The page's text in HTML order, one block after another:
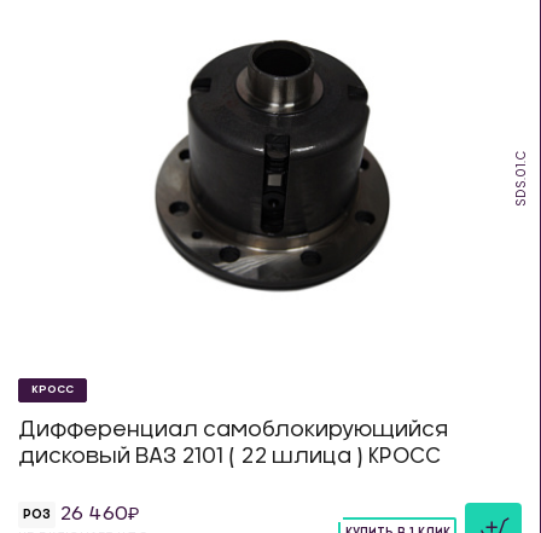
SDS.01.C
КРОСС
Дифференциал самоблокирующийся
дисковый ВАЗ 2101 ( 22 шлица ) КРОСС
РОЗ 26 460